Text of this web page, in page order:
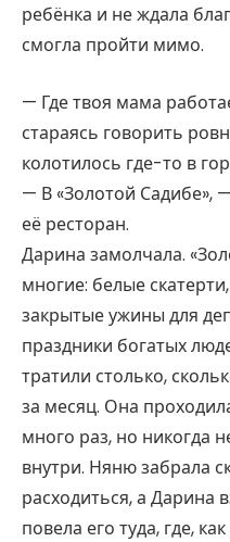
ребёнка и не ждала
смогла пройти мимо.
— Где твоя мама
стараясь говорить
колотилось где-то в
— В «Золотой Садибе»,
её ресторан.
Дарина замолчала.
многие: белые
закрытые ужины для
праздники богатых
тратили столько,
за месяц. Она
много раз, но никогда
внутри. Няню забрала
расходиться, а Дарина
повела его туда, где,